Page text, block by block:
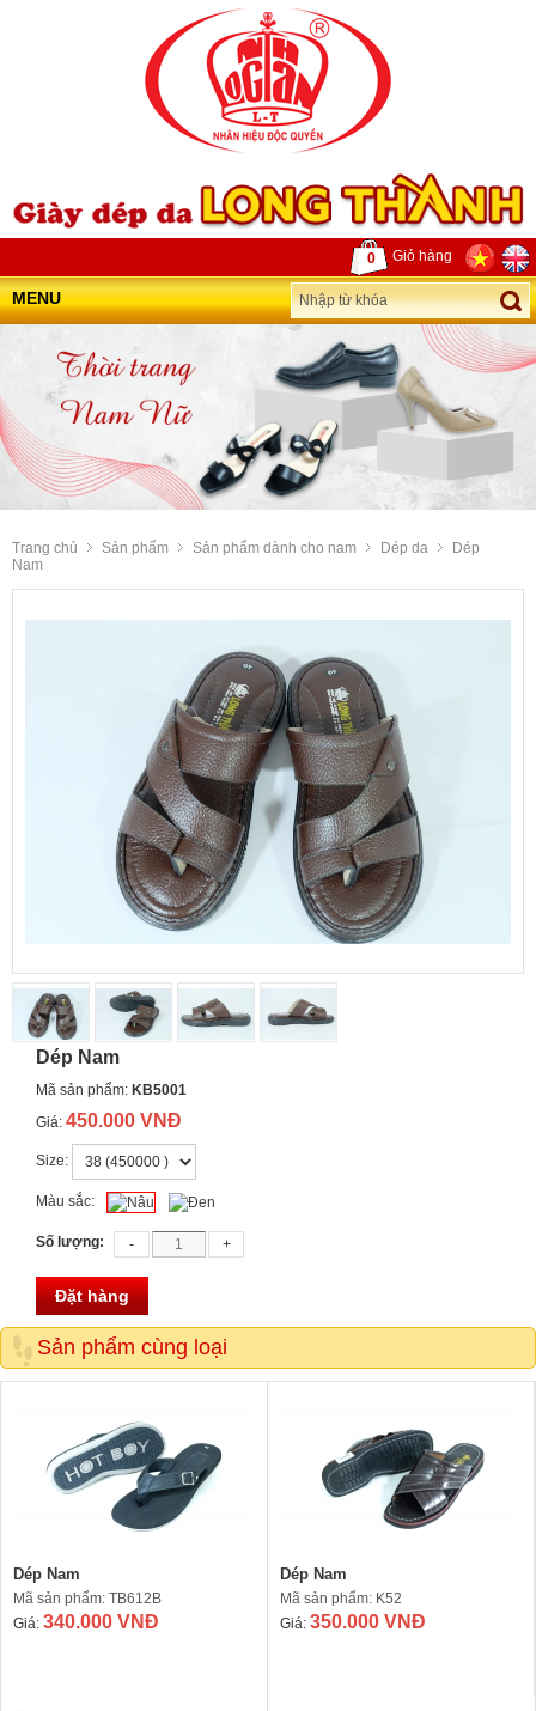
0 Giỏ hàng
MENU
Trang chủ Sản phẩm Sản phẩm dành cho nam Dép da
Dép
Nam
Dép Nam
Mã sản phẩm: KB5001
Giá: 450.000 VNĐ
Size:
Màu sắc:
Số lượng:
Đặt hàng
Sản phẩm cùng loại
Dép Nam
Mã sản phẩm: TB612B
Giá: 340.000 VNĐ
Dép Nam
Mã sản phẩm: K52
Giá: 350.000 VNĐ